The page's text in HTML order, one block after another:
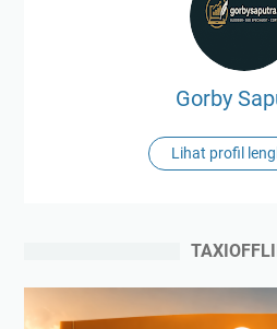
Gorby
Lihat profil